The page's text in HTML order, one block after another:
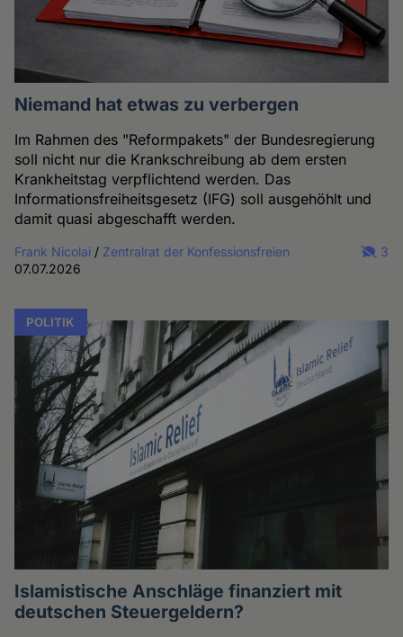
Niemand hat etwas zu verbergen
Im Rahmen des "Reformpakets" der Bundesregierung
soll nicht nur die Krankschreibung ab dem ersten
Krankheitstag verpflichtend werden. Das
Informationsfreiheitsgesetz (IFG) soll ausgehöhlt und
damit quasi abgeschafft werden.
Frank Nicolai / Zentralrat der Konfessionsfreien
07.07.2026
3
POLITIK
Islamistische Anschläge finanziert mit
deutschen Steuergeldern?